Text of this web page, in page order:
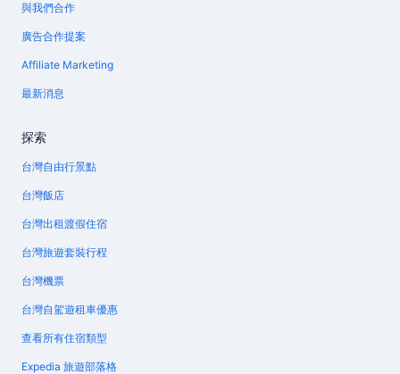
與我們合作
廣告合作提案
Affiliate Marketing
最新消息
探索
台灣自由行景點
台灣飯店
台灣出租渡假住宿
台灣旅遊套裝行程
台灣機票
台灣自駕遊租車優惠
查看所有住宿類型
Expedia 旅遊部落格